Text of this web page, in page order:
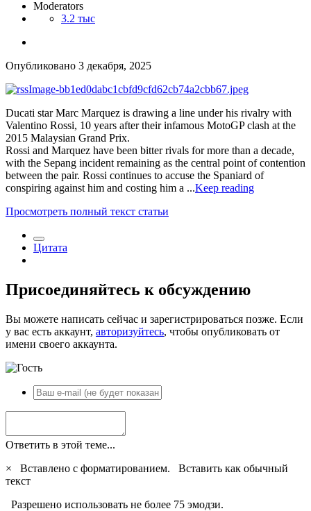
Moderators
3.2 тыс
Опубликовано 3 декабря, 2025
Ducati star Marc Marquez is drawing a line under his rivalry with
Valentino Rossi, 10 years after their infamous MotoGP clash at the
2015 Malaysian Grand Prix.
Rossi and Marquez have been bitter rivals for more than a decade,
with the Sepang incident remaining as the central point of contention
between the pair. Rossi continues to accuse the Spaniard of
conspiring against him and costing him a ...Keep reading
Просмотреть полный текст статьи
Цитата
Присоединяйтесь к обсуждению
Вы можете написать сейчас и зарегистрироваться позже. Если
у вас есть аккаунт, авторизуйтесь, чтобы опубликовать от
имени своего аккаунта.
Ответить в этой теме...
×
Вставлено с форматированием. Вставить как обычный
текст
Разрешено использовать не более 75 эмодзи.